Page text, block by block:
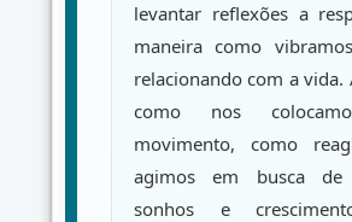
levantar reflexões a
maneira como
relacionando com a vida.
como nos
movimento, como
agimos em busca de
sonhos e